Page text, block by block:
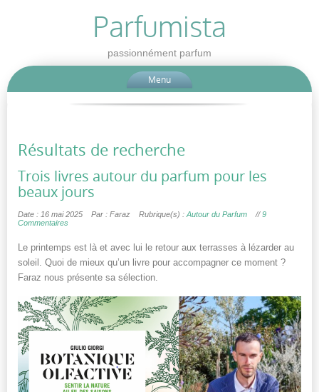
Parfumista
passionnément parfum
Menu
Résultats de recherche
Trois livres autour du parfum pour les
beaux jours
Date : 16 mai 2025 Par : Faraz Rubrique(s) : Autour du Parfum //9
Commentaires
Le printemps est là et avec lui le retour aux terrasses à lézarder au
soleil. Quoi de mieux qu’un livre pour accompagner ce moment ?
Faraz nous présente sa sélection.